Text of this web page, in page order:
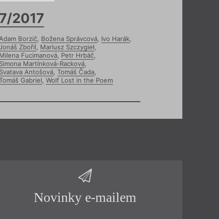
2017
Borzič, Božena Správcová, Ivo Harák,
Zbořil, Mariusz Szczygieł,
Fucimanová, Petr Hrbáč,
Martínková-Racková,
Antošová, Tomáš Čada,
Gabriel, Wolf Lost in the Poem
Novinky e-mailem